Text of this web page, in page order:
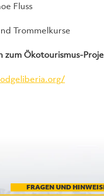
Fluss
Trommelkurse
Ökotourismus-
FRAGEN UND